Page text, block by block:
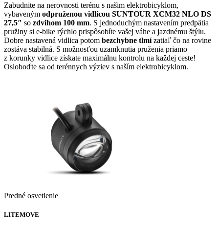
Zabudnite na nerovnosti terénu s našim elektrobicyklom,
vybaveným odpruženou vidlicou SUNTOUR XCM32 NLO DS
27,5″ so zdvihom 100 mm. S jednoduchým nastavením predpätia
pružiny si e-bike rýchlo prispôsobíte vašej váhe a jazdnému štýlu.
Dobre nastavená vidlica potom bezchybne tlmízatiaľ čo na rovine
zostáva stabilná. S možnosťou uzamknutia pruženia priamo
z korunky vidlice získate maximálnu kontrolu na každej ceste!
Osloboďte sa od terénnych výziev s naším elektrobicyklom.
Predné osvetlenie
LITEMOVE